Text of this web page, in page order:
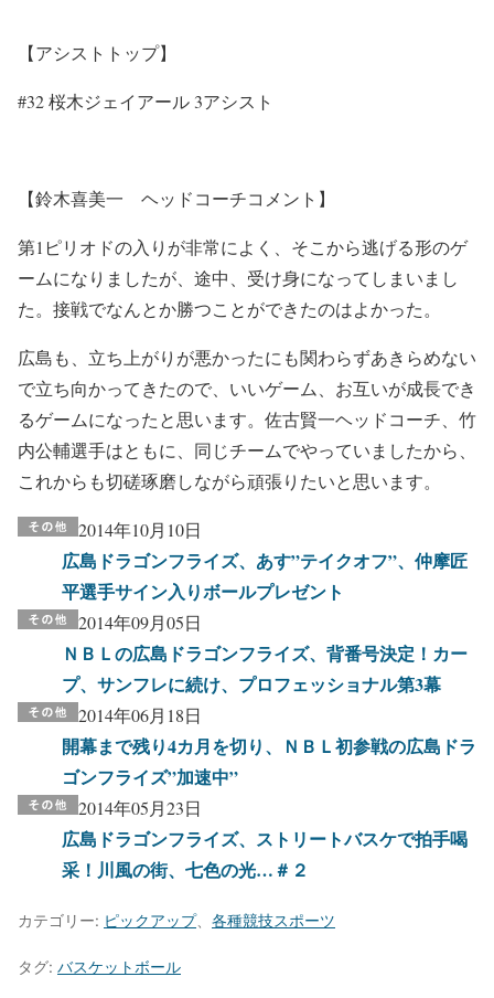
【アシストトップ】
#32 桜木ジェイアール 3アシスト
【鈴木喜美一 ヘッドコーチコメント】
第1ピリオドの入りが非常によく、そこから逃げる形のゲ
ームになりましたが、途中、受け身になってしまいまし
た。接戦でなんとか勝つことができたのはよかった。
広島も、立ち上がりが悪かったにも関わらずあきらめない
で立ち向かってきたので、いいゲーム、お互いが成長でき
るゲームになったと思います。佐古賢一ヘッドコーチ、竹
内公輔選手はともに、同じチームでやっていましたから、
これからも切磋琢磨しながら頑張りたいと思います。
2014年10月10日
広島ドラゴンフライズ、あす”テイクオフ”、仲摩匠
平選手サイン入りボールプレゼント
2014年09月05日
ＮＢＬの広島ドラゴンフライズ、背番号決定！カー
プ、サンフレに続け、プロフェッショナル第3幕
2014年06月18日
開幕まで残り4カ月を切り、ＮＢＬ初参戦の広島ドラ
ゴンフライズ”加速中”
2014年05月23日
広島ドラゴンフライズ、ストリートバスケで拍手喝
采！川風の街、七色の光…＃２
カテゴリー: ピックアップ、 各種競技スポーツ
タグ: バスケットボール